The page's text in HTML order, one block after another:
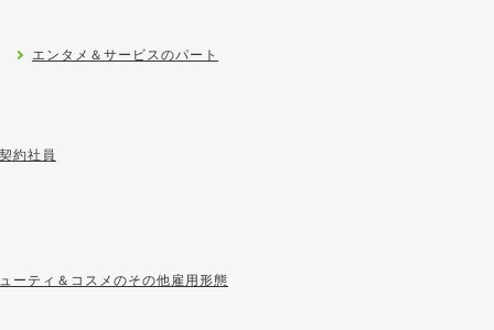
エンタメ＆サービスのパート
約社員
ーティ＆コスメのその他雇用形態